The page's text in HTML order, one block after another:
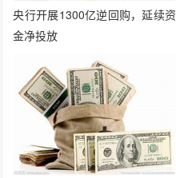
央行开展1300亿逆回购，延续资
金净投放